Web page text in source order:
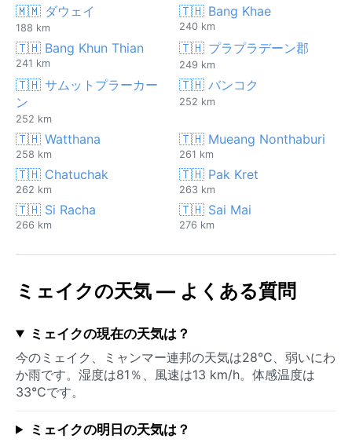
🇲🇲 ダウェイ
188 km
🇹🇭 Bang Khae
240 km
🇹🇭 Bang Khun Thian
241 km
🇹🇭 プラプラデーン郡
249 km
🇹🇭 サムットプラーカー
ン
252 km
🇹🇭 バンコク
252 km
🇹🇭 Watthana
258 km
🇹🇭 Mueang Nonthaburi
261 km
🇹🇭 Chatuchak
262 km
🇹🇭 Pak Kret
263 km
🇹🇭 Si Racha
266 km
🇹🇭 Sai Mai
276 km
ミェイクの天気 — よくある質問
ミェイクの現在の天気は？
今のミェイク、ミャンマー連邦の天気は28°C、弱いにわ
か雨です。湿度は81％、風速は13 km/h。体感温度は
33°Cです。
ミェイクの明日の天気は？